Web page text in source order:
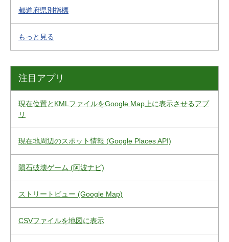
都道府県別指標
もっと見る
注目アプリ
現在位置とKMLファイルをGoogle Map上に表示させるアプ
リ
現在地周辺のスポット情報 (Google Places API)
隕石破壊ゲーム (阿波ナビ)
ストリートビュー (Google Map)
CSVファイルを地図に表示